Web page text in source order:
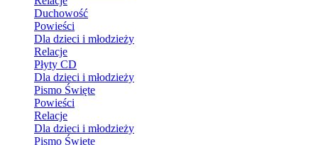
Duchowość
Powieści
Dla dzieci i młodzieży
Relacje
Płyty CD
Dla dzieci i młodzieży
Pismo Święte
Powieści
Relacje
Dla dzieci i młodzieży
Pismo Święte